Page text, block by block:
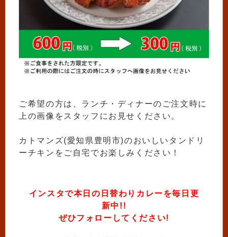
ご希望の方は、ランチ・ディナーのご注文時に
上の画像をスタッフにお見せください。
カトマンズ(愛知県豊明市)のおいしいタンドリ
ーチキンをご自宅でお楽しみください！
インスタで本日の日替わりカレーを毎日更
新中!!
ぜひフォローしてください!